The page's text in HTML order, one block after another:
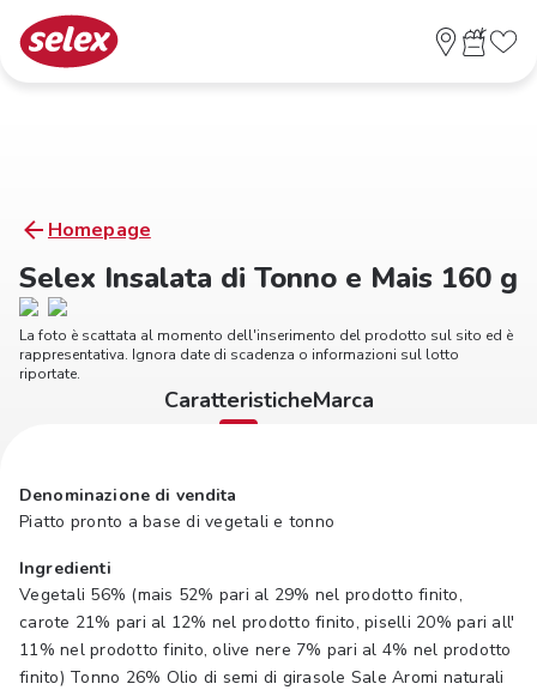
Homepage
Selex Insalata di Tonno e Mais 160 g
La foto è scattata al momento dell'inserimento del prodotto sul sito ed è
rappresentativa. Ignora date di scadenza o informazioni sul lotto
riportate.
CaratteristicheMarca
Denominazione di vendita
Piatto pronto a base di vegetali e tonno
Ingredienti
Vegetali 56% (mais 52% pari al 29% nel prodotto finito,
carote 21% pari al 12% nel prodotto finito, piselli 20% pari all'
11% nel prodotto finito, olive nere 7% pari al 4% nel prodotto
finito) Tonno 26% Olio di semi di girasole Sale Aromi naturali